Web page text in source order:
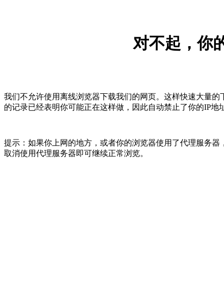
对不起，你
我们不允许使用离线浏览器下载我们的网页。这样快速大量
的记录已经表明你可能正在这样做，因此自动禁止了你的IP
提示：如果你上网的地方，或者你的浏览器使用了代理服务
取消使用代理服务器即可继续正常浏览。